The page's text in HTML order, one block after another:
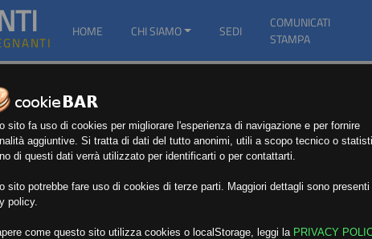
HOME CHI SIAMO SEDI
COMUNICATI
STAMPA
sito fa uso di cookies per migliorare l'esperienza di navigazione e per fornire
aggiuntive. Si tratta di dati del tutto anonimi, utili a scopo tecnico o
di questi dati verrà utilizzato per identificarti o per contattarti.
sito potrebbe fare uso di cookies di terze parti. Maggiori dettagli sono
policy.
come questo sito utilizza cookies o localStorage, leggi la PRIVACY